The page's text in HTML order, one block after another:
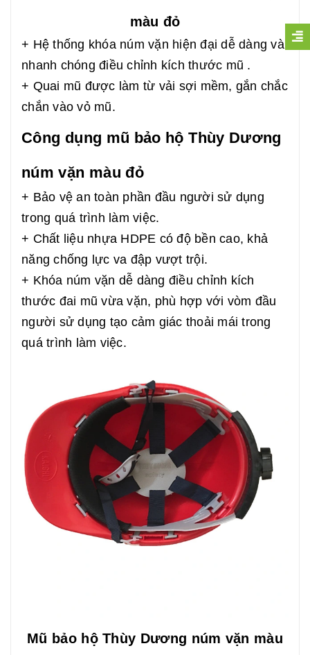
màu đỏ
+ Hệ thống khóa núm vặn hiện đại dễ dàng và
nhanh chóng điều chỉnh kích thước mũ .
+ Quai mũ được làm từ vải sợi mềm, gắn chắc
chắn vào vỏ mũ.
Công dụng mũ bảo hộ Thùy Dương
núm vặn màu đỏ
+ Bảo vệ an toàn phần đầu người sử dụng
trong quá trình làm việc.
+ Chất liệu nhựa HDPE có độ bền cao, khả
năng chống lực va đập vượt trội.
+ Khóa núm vặn dễ dàng điều chỉnh kích
thước đai mũ vừa vặn, phù hợp với vòm đầu
người sử dụng tạo cảm giác thoải mái trong
quá trình làm việc.
Mũ bảo hộ Thùy Dương núm vặn màu